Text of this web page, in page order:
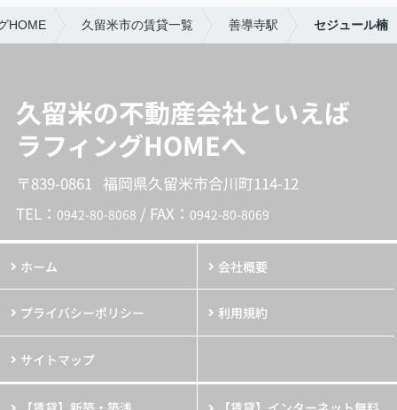
HOME 久留米市の賃貸一覧 善導寺駅 セジュール楠
久留米の不動産会社といえば
ラフィングHOMEへ
〒839-0861 福岡県久留米市合川町114-12
TEL： 0942-80-8068 / FAX： 0942-80-8069
ホーム 会社概要
プライバシーポリシー 利用規約
サイトマップ